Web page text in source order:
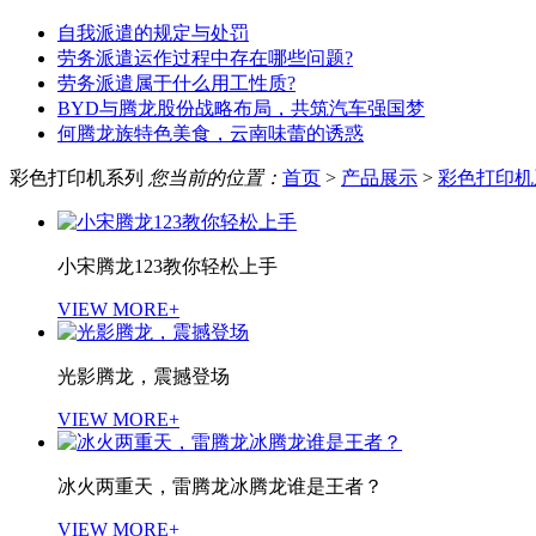
自我派遣的规定与处罚
劳务派遣运作过程中存在哪些问题?
劳务派遣属于什么用工性质?
BYD与腾龙股份战略布局，共筑汽车强国梦
何腾龙族特色美食，云南味蕾的诱惑
彩色打印机系列 您当前的位置： 首页 > 产品展示 > 彩色打印
小宋腾龙123教你轻松上手
VIEW MORE+
光影腾龙，震撼登场
VIEW MORE+
冰火两重天，雷腾龙冰腾龙谁是王者？
VIEW MORE+